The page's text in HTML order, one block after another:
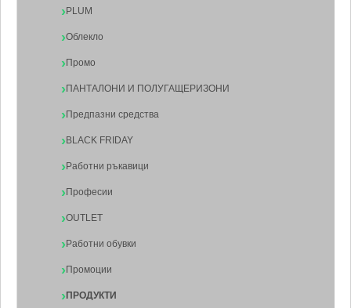
PLUM
Облекло
Промо
ПАНТАЛОНИ И ПОЛУГАЩЕРИЗОНИ
Предпазни средства
BLACK FRIDAY
Работни ръкавици
Професии
OUTLET
Работни обувки
Промоции
ПРОДУКТИ